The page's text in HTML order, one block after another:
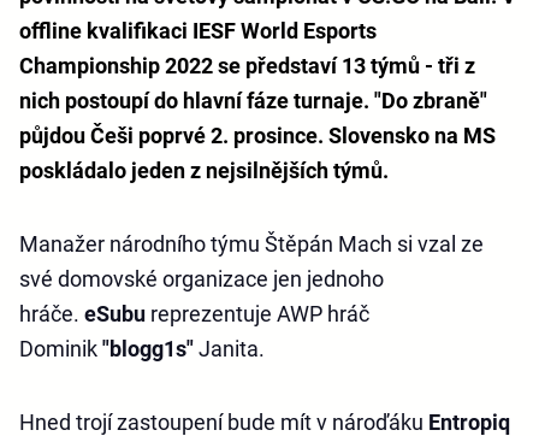
offline kvalifikaci IESF World Esports
Championship 2022 se představí 13 týmů - tři z
nich postoupí do hlavní fáze turnaje. "Do zbraně"
půjdou Češi poprvé 2. prosince. Slovensko na MS
poskládalo jeden z nejsilnějších týmů.
Manažer národního týmu Štěpán Mach si vzal ze
své domovské organizace jen jednoho
hráče. eSubu reprezentuje AWP hráč
Dominik"blogg1s"Janita.
Hned trojí zastoupení bude mít v nároďáku Entropiq